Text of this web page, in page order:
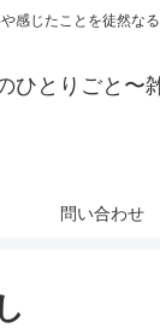
感じたことを徒然な
ひとりごと〜
問い合わせ